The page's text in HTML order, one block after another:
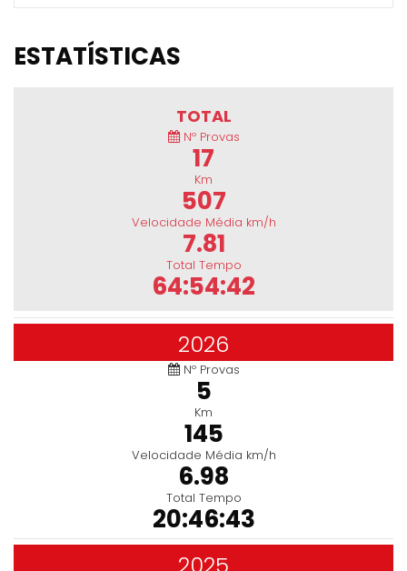
ESTATÍSTICAS
TOTAL
Nº Provas
17
Km
507
Velocidade Média km/h
7.81
Total Tempo
64:54:42
2026
Nº Provas
5
Km
145
Velocidade Média km/h
6.98
Total Tempo
20:46:43